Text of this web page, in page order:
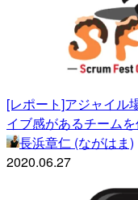
[レポート]アジャイル
イブ感があるチーム
長浜章仁 (ながはま)
2020.06.27